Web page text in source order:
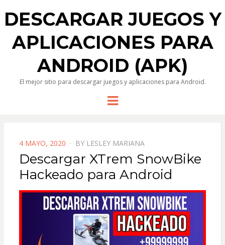
DESCARGAR JUEGOS Y
APLICACIONES PARA
ANDROID (APK)
El mejor sitio para descargar juegos y aplicaciones para Android.
Menu
POSTED
ON
4 MAYO, 2020 BY LESLEY MARIANA
Descargar XTrem SnowBike
Hackeado para Android